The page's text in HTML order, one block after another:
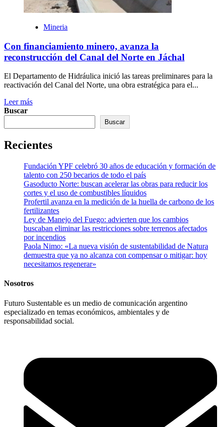
Mineria
Con financiamiento minero, avanza la
reconstrucción del Canal del Norte en Jáchal
El Departamento de Hidráulica inició las tareas preliminares para la
reactivación del Canal del Norte, una obra estratégica para el...
Leer más
Buscar
Buscar
Recientes
Fundación YPF celebró 30 años de educación y formación de
talento con 250 becarios de todo el país
Gasoducto Norte: buscan acelerar las obras para reducir los
cortes y el uso de combustibles líquidos
Profertil avanza en la medición de la huella de carbono de los
fertilizantes
Ley de Manejo del Fuego: advierten que los cambios
buscaban eliminar las restricciones sobre terrenos afectados
por incendios
Paola Nimo: «La nueva visión de sustentabilidad de Natura
demuestra que ya no alcanza con compensar o mitigar: hoy
necesitamos regenerar»
Nosotros
Futuro Sustentable es un medio de comunicación argentino
especializado en temas económicos, ambientales y de
responsabilidad social.